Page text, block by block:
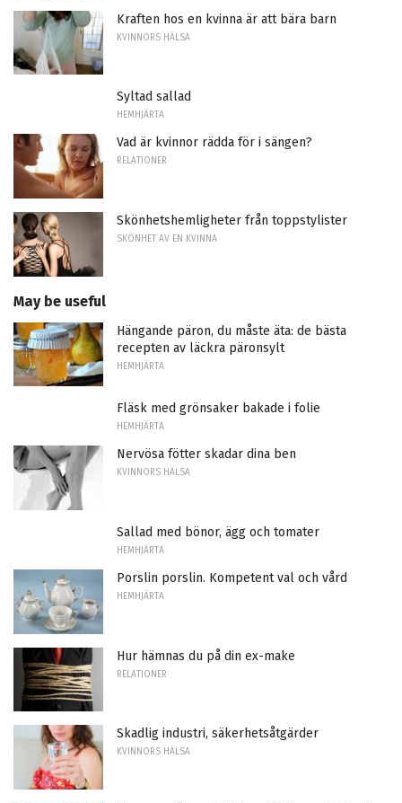
Kraften hos en kvinna är att bära barn
KVINNORS HÄLSA
Syltad sallad
HEMHJÄRTA
Vad är kvinnor rädda för i sängen?
RELATIONER
Skönhetshemligheter från toppstylister
SKÖNHET AV EN KVINNA
May be useful
Hängande päron, du måste äta: de bästa
recepten av läckra päronsylt
HEMHJÄRTA
Fläsk med grönsaker bakade i folie
HEMHJÄRTA
Nervösa fötter skadar dina ben
KVINNORS HÄLSA
Sallad med bönor, ägg och tomater
HEMHJÄRTA
Porslin porslin. Kompetent val och vård
HEMHJÄRTA
Hur hämnas du på din ex-make
RELATIONER
Skadlig industri, säkerhetsåtgärder
KVINNORS HÄLSA